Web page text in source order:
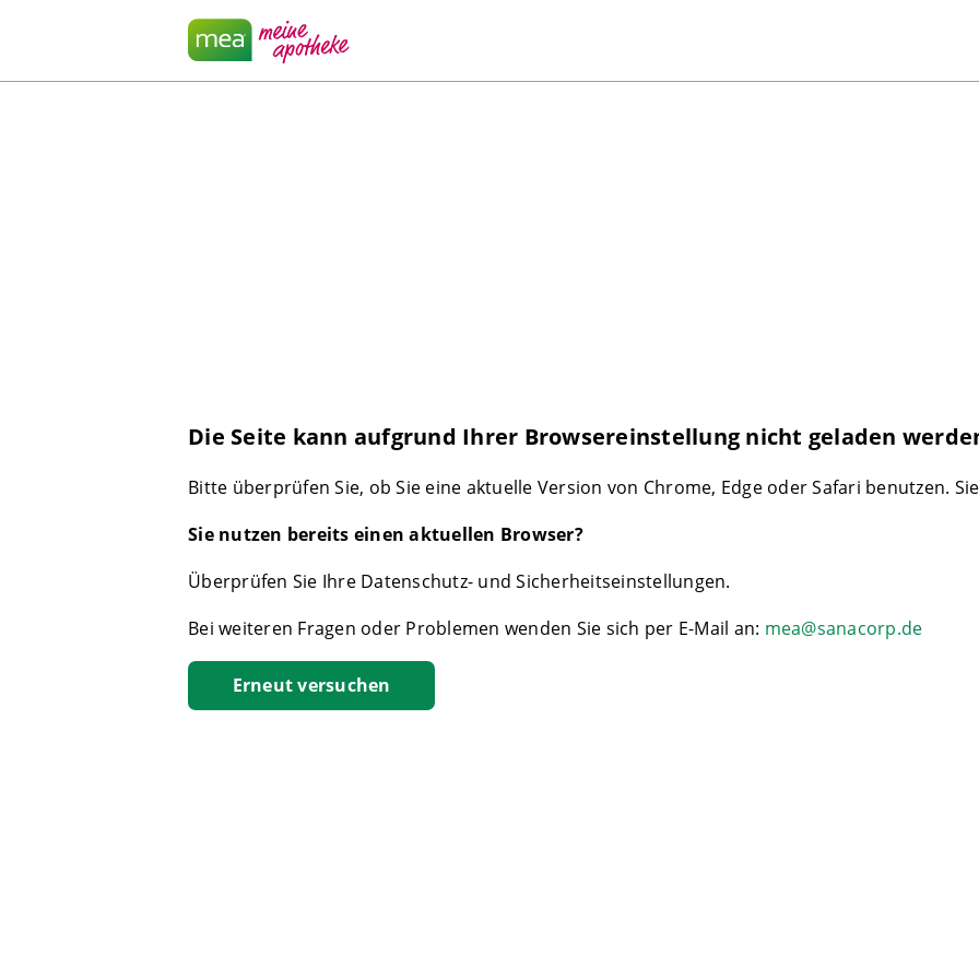
Die Seite kann aufgrund Ihrer Browsereinstellung nicht geladen
Bitte überprüfen Sie, ob Sie eine aktuelle Version von Chrome, Edge oder Safari benutzen.
Sie nutzen bereits einen aktuellen Browser?
Überprüfen Sie Ihre Datenschutz- und Sicherheitseinstellungen.
Bei weiteren Fragen oder Problemen wenden Sie sich per E-Mail an: mea@sanacorp.de
Erneut versuchen